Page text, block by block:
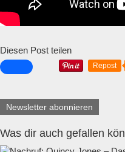
Diesen Post teilen
Repost
Newsletter abonnieren
Was dir auch gefallen